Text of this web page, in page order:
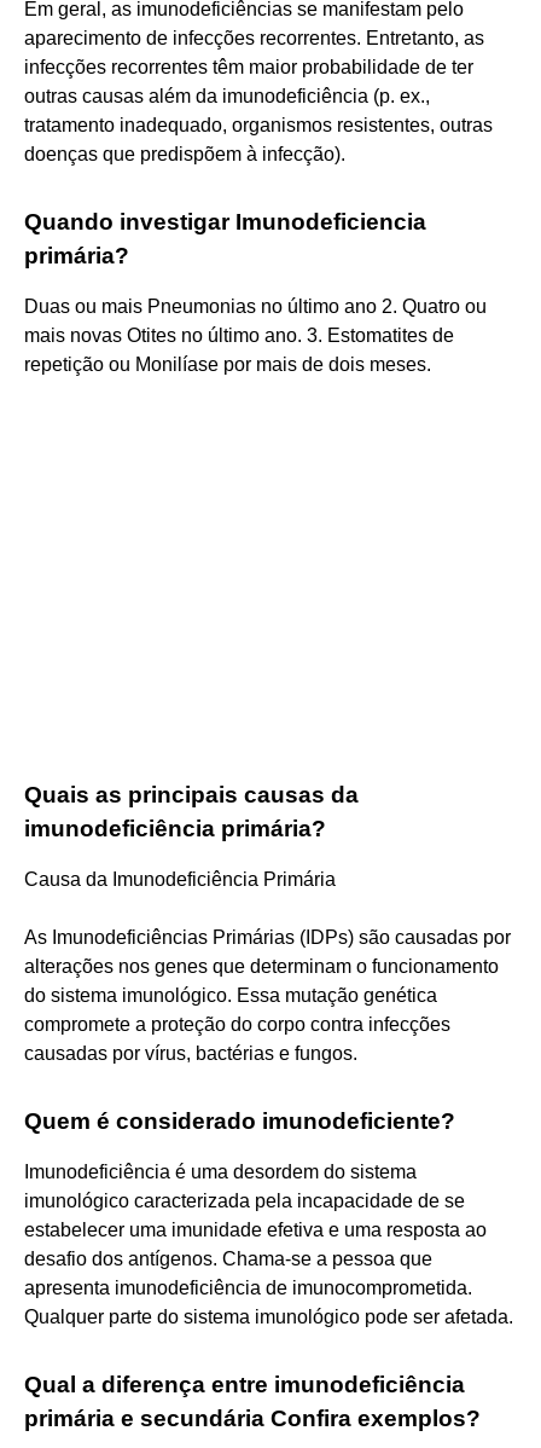
Em geral, as imunodeficiências se manifestam pelo
aparecimento de infecções recorrentes. Entretanto, as
infecções recorrentes têm maior probabilidade de ter
outras causas além da imunodeficiência (p. ex.,
tratamento inadequado, organismos resistentes, outras
doenças que predispõem à infecção).
Quando investigar Imunodeficiencia
primária?
Duas ou mais Pneumonias no último ano 2. Quatro ou
mais novas Otites no último ano. 3. Estomatites de
repetição ou Monilíase por mais de dois meses.
Quais as principais causas da
imunodeficiência primária?
Causa da Imunodeficiência Primária
As Imunodeficiências Primárias (IDPs) são causadas por
alterações nos genes que determinam o funcionamento
do sistema imunológico. Essa mutação genética
compromete a proteção do corpo contra infecções
causadas por vírus, bactérias e fungos.
Quem é considerado imunodeficiente?
Imunodeficiência é uma desordem do sistema
imunológico caracterizada pela incapacidade de se
estabelecer uma imunidade efetiva e uma resposta ao
desafio dos antígenos. Chama-se a pessoa que
apresenta imunodeficiência de imunocomprometida.
Qualquer parte do sistema imunológico pode ser afetada.
Qual a diferença entre imunodeficiência
primária e secundária Confira exemplos?